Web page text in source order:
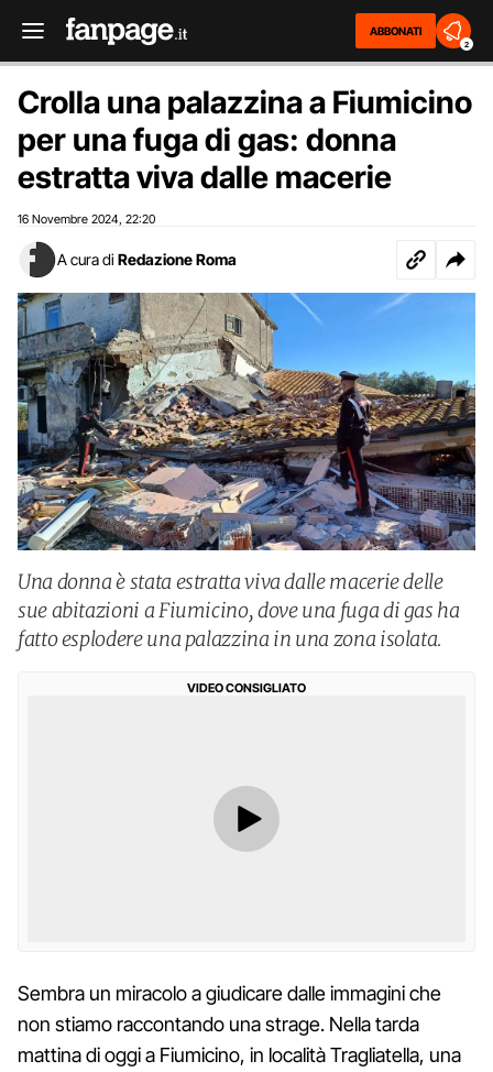
ABBONATI
2
Crolla una palazzina a Fiumicino
per una fuga di gas: donna
estratta viva dalle macerie
16 Novembre 2024 22:20
A cura di Redazione Roma
Una donna è stata estratta viva dalle macerie delle
sue abitazioni a Fiumicino, dove una fuga di gas ha
fatto esplodere una palazzina in una zona isolata.
VIDEO CONSIGLIATO
Sembra un miracolo a giudicare dalle immagini che
non stiamo raccontando una strage. Nella tarda
mattina di oggi a Fiumicino, in località Tragliatella, una